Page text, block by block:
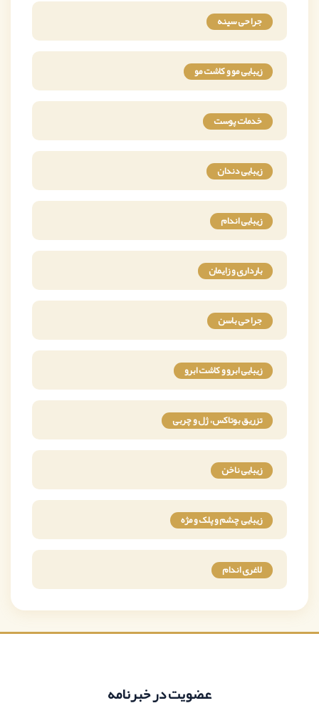
جراحی سینه
زیبایی مو و کاشت مو
خدمات پوست
زیبایی دندان
زیبایی اندام
بارداری و زایمان
جراحی باسن
زیبایی ابرو و کاشت ابرو
تزریق بوتاکس، ژل و چربی
زیبایی ناخن
زیبایی چشم و پلک و مژه
لاغری اندام
عضویت در خبرنامه